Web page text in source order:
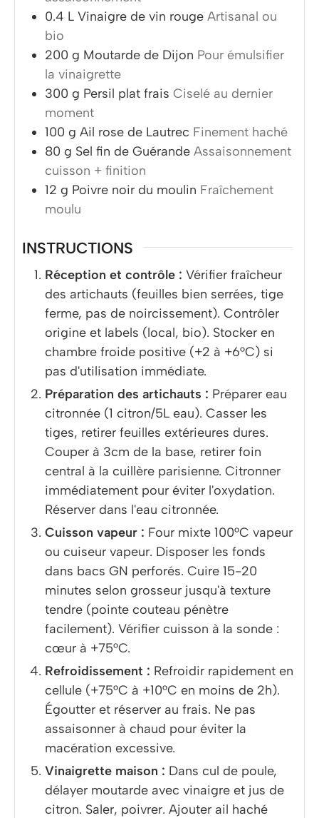
0.4 L Vinaigre de vin rouge Artisanal ou
bio
200 g Moutarde de Dijon Pour émulsifier
la vinaigrette
300 g Persil plat frais Ciselé au dernier
moment
100 g Ail rose de Lautrec Finement haché
80 g Sel fin de Guérande Assaisonnement
cuisson + finition
12 g Poivre noir du moulin Fraîchement
moulu
INSTRUCTIONS
Réception et contrôle : Vérifier fraîcheur
des artichauts (feuilles bien serrées, tige
ferme, pas de noircissement). Contrôler
origine et labels (local, bio). Stocker en
chambre froide positive (+2 à +6°C) si
pas d'utilisation immédiate.
Préparation des artichauts : Préparer eau
citronnée (1 citron/5L eau). Casser les
tiges, retirer feuilles extérieures dures.
Couper à 3cm de la base, retirer foin
central à la cuillère parisienne. Citronner
immédiatement pour éviter l'oxydation.
Réserver dans l'eau citronnée.
Cuisson vapeur : Four mixte 100°C vapeur
ou cuiseur vapeur. Disposer les fonds
dans bacs GN perforés. Cuire 15-20
minutes selon grosseur jusqu'à texture
tendre (pointe couteau pénètre
facilement). Vérifier cuisson à la sonde :
cœur à +75°C.
Refroidissement : Refroidir rapidement en
cellule (+75°C à +10°C en moins de 2h).
Égoutter et réserver au frais. Ne pas
assaisonner à chaud pour éviter la
macération excessive.
Vinaigrette maison : Dans cul de poule,
délayer moutarde avec vinaigre et jus de
citron. Saler, poivrer. Ajouter ail haché